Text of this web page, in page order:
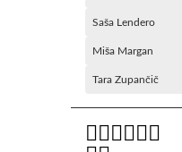
Saša Lendero
Miša Margan
Tara Zupančič